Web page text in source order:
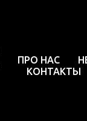
ПРО НАС
КОНТАКТЫ